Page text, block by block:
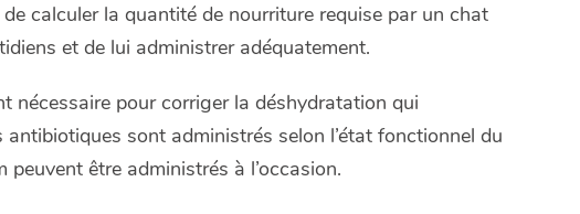
calculer la quantité de nourriture requise par un chat
et de lui administrer adéquatement.
nécessaire pour corriger la déshydratation qui
sont administrés selon l’état fonctionnel du
être administrés à l’occasion.